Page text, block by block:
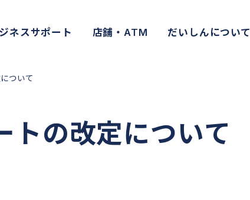
ネスサポート 店舗・ATM だいしんについて
ついて
トの改定について